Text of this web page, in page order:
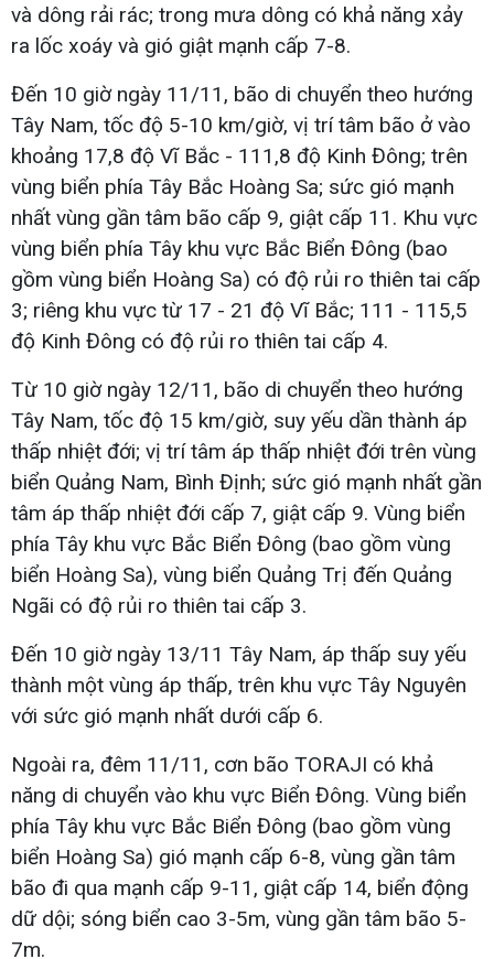
và dông rải rác; trong mưa dông có khả năng xảy
ra lốc xoáy và gió giật mạnh cấp 7-8.
Đến 10 giờ ngày 11/11, bão di chuyển theo hướng
Tây Nam, tốc độ 5-10 km/giờ, vị trí tâm bão ở vào
khoảng 17,8 độ Vĩ Bắc - 111,8 độ Kinh Đông; trên
vùng biển phía Tây Bắc Hoàng Sa; sức gió mạnh
nhất vùng gần tâm bão cấp 9, giật cấp 11. Khu vực
vùng biển phía Tây khu vực Bắc Biển Đông (bao
gồm vùng biển Hoàng Sa) có độ rủi ro thiên tai cấp
3; riêng khu vực từ 17 - 21 độ Vĩ Bắc; 111 - 115,5
độ Kinh Đông có độ rủi ro thiên tai cấp 4.
Từ 10 giờ ngày 12/11, bão di chuyển theo hướng
Tây Nam, tốc độ 15 km/giờ, suy yếu dần thành áp
thấp nhiệt đới; vị trí tâm áp thấp nhiệt đới trên vùng
biển Quảng Nam, Bình Định; sức gió mạnh nhất gần
tâm áp thấp nhiệt đới cấp 7, giật cấp 9. Vùng biển
phía Tây khu vực Bắc Biển Đông (bao gồm vùng
biển Hoàng Sa), vùng biển Quảng Trị đến Quảng
Ngãi có độ rủi ro thiên tai cấp 3.
Đến 10 giờ ngày 13/11 Tây Nam, áp thấp suy yếu
thành một vùng áp thấp, trên khu vực Tây Nguyên
với sức gió mạnh nhất dưới cấp 6.
Ngoài ra, đêm 11/11, cơn bão TORAJI có khả
năng di chuyển vào khu vực Biển Đông. Vùng biển
phía Tây khu vực Bắc Biển Đông (bao gồm vùng
biển Hoàng Sa) gió mạnh cấp 6-8, vùng gần tâm
bão đi qua mạnh cấp 9-11, giật cấp 14, biển động
dữ dội; sóng biển cao 3-5m, vùng gần tâm bão 5-
7m.